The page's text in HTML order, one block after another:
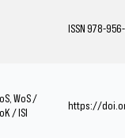
ISSN 978-
WoS /
/ ISI
https://